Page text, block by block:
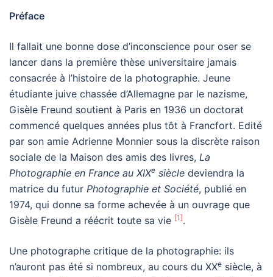
Préface
Il fallait une bonne dose d’inconscience pour oser se
lancer dans la première thèse universitaire jamais
consacrée à l’histoire de la photographie. Jeune
étudiante juive chassée d’Allemagne par le nazisme,
Gisèle Freund soutient à Paris en 1936 un doctorat
commencé quelques années plus tôt à Francfort. Edité
par son amie Adrienne Monnier sous la discrète raison
sociale de la Maison des amis des livres, La
Photographie en France au XIXe siècle deviendra la
matrice du futur Photographie et Société, publié en
1974, qui donne sa forme achevée à un ouvrage que
Gisèle Freund a réécrit toute sa vie [1].
Une photographe critique de la photographie: ils
n’auront pas été si nombreux, au cours du XXe siècle, à